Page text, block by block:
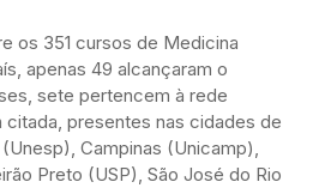
os 351 cursos de Medicina
apenas 49 alcançaram o
sete pertencem à rede
citada, presentes nas cidades de
Campinas (Unicamp),
Preto (USP), São José do Rio